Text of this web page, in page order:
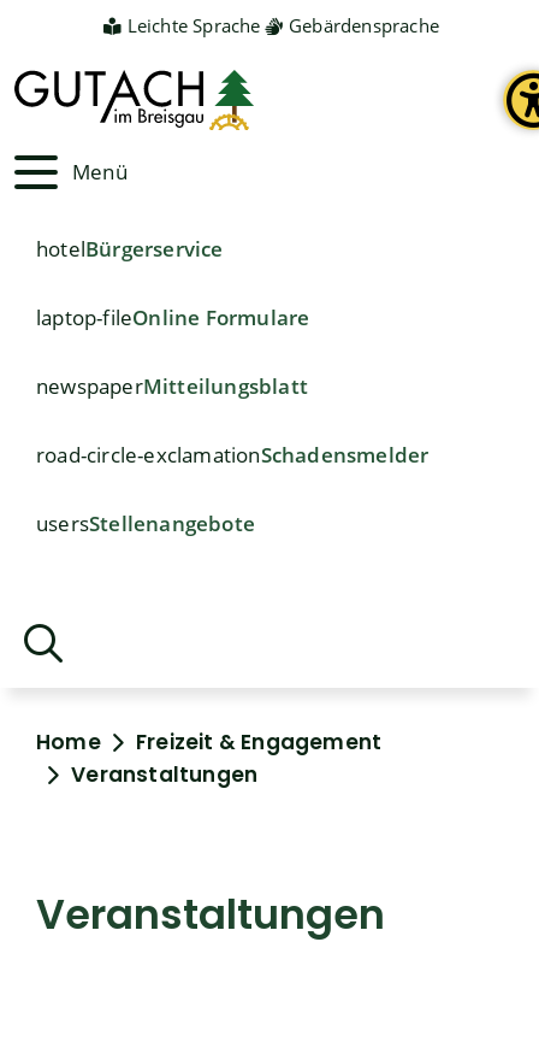
Leichte Sprache Gebärdensprache
Menü
hotelBürgerservice
laptop-fileOnline Formulare
newspaperMitteilungsblatt
road-circle-exclamationSchadensmelder
usersStellenangebote
Home
Freizeit & Engagement
Veranstaltungen
Veranstaltungen